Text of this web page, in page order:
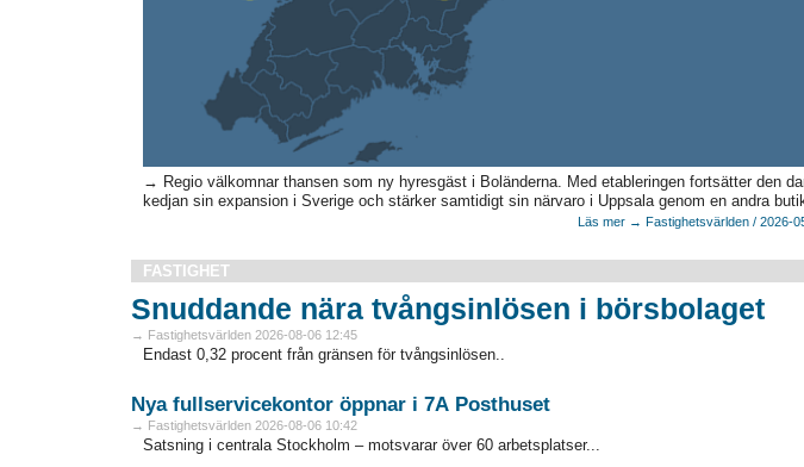
→ Regio välkomnar thansen som ny hyresgäst i Boländerna. Med etableringen fortsätter den
kedjan sin expansion i Sverige och stärker samtidigt sin närvaro i Uppsala genom en andra
Läs mer → Fastighetsvärlden / 2026-
FASTIGHET
Snuddande nära tvångsinlösen i börsbolaget
→ Fastighetsvärlden 2026-08-06 12:45
Endast 0,32 procent från gränsen för tvångsinlösen..
Nya fullservicekontor öppnar i 7A Posthuset
→ Fastighetsvärlden 2026-08-06 10:42
Satsning i centrala Stockholm – motsvarar över 60 arbetsplatser...